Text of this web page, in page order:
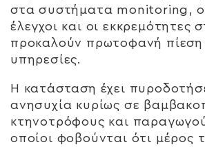
στα συστήματα monitoring, οι
έλεγχοι και οι εκκρεμότητες
προκαλούν πρωτοφανή πίεση
υπηρεσίες.
Η κατάσταση έχει
ανησυχία κυρίως σε
κτηνοτρόφους και
οποίοι φοβούνται ότι μέρος